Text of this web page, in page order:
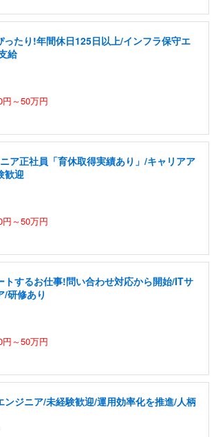
ったり!年間休日125日以上/インフラ保守エ
給
円～50万円
ア正社員「育休取得実績あり」/キャリアア
歓迎
円～50万円
トするお仕事!問い合わせ対応から開始/ITサ
/研修あり
円～50万円
ンジニア/未経験歓迎/運用効率化を推進/人柄